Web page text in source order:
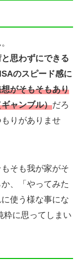
思わずにできる
のスピード感に
がそもそもあり
ャンブル）だろ
りがありませ
そも我が家がそ
、「やってみた
使う様な事にな
粋に思ってしまい